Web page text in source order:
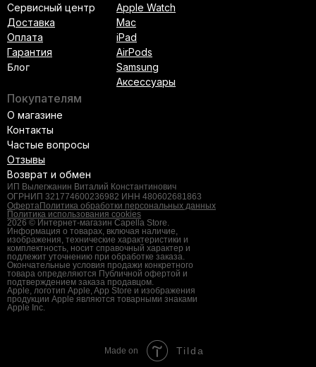
Сервисный центр
Доставка
Оплата
Гарантия
Блог
Apple Watch
Mac
iPad
AirPods
Samsung
Аксессуары
Покупателям
О магазине
Контакты
Частые вопросы
Отзывы
Возврат и обмен
ИП Вылегжанин Виталий Константинович
ОГРНИП 321774600236982 ИНН 480602681863
ОфертаПолитика обработки персональных данных
Политика использования cookies
2026 © Интернет-магазин Capella Store.
Информация о товарах, включая наличие,
изображения, технические характеристики и
комплектность, носит справочный характер и
подлежит уточнению при обработке заказа.
Окончательные условия продажи конкретного
товара определяются Публичной офертой и
подтверждением заказа продавцом.
Apple, логотип Apple, App Store и изображения
продукции Apple являются товарными знаками
Apple Inc.
Made on Tilda